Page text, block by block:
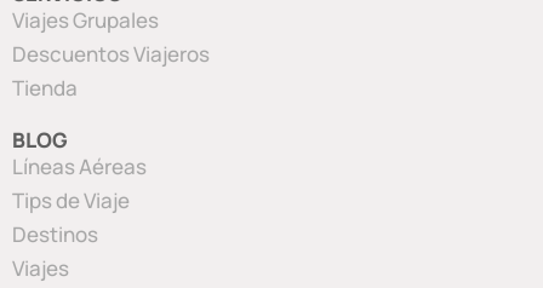
Viajes Grupales
Descuentos Viajeros
Tienda
BLOG
Líneas Aéreas
Tips de Viaje
Destinos
Viajes